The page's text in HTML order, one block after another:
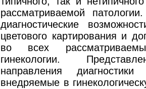
рассматриваемой
диагностические
цветового картирования и
во всех
гинекологии.
направления
внедряемые в